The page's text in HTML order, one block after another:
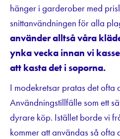
hänger i garderober med
snittanvändningen för alla
använder alltså våra
ynka vecka innan vi
att kasta det i soporna.
I modekretsar pratas det ofta
Användningstillfälle som ett
dyrare köp. Istället borde vi
kommer att användas så ofta